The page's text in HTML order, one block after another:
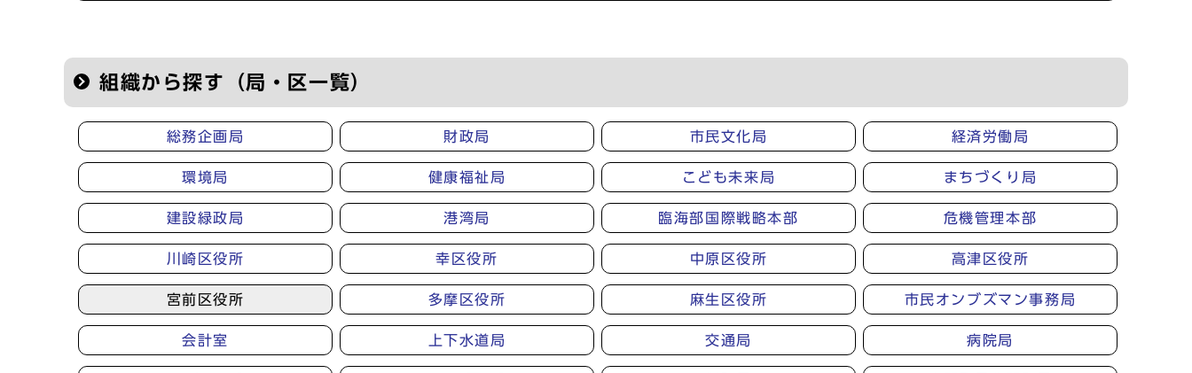
組織から探す（局・区一覧）
総務企画局 財政局 市民文化局 経済労働局
環境局 健康福祉局 こども未来局 まちづくり局
建設緑政局 港湾局 臨海部国際戦略本部 危機管理本部
川崎区役所 幸区役所 中原区役所 高津区役所
宮前区役所 多摩区役所 麻生区役所 市民オンブズマン事務局
会計室 上下水道局 交通局 病院局